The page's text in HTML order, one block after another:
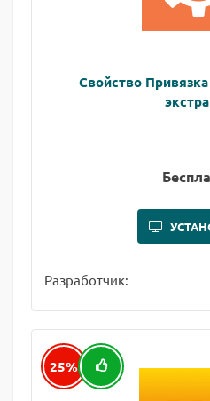
Свойство
Разработчик:
25%